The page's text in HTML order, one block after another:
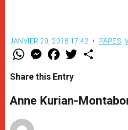
JANVIER 20, 2018 17:42 PAPES,
W
t
s
p
p
M
e
s
e
g
e
F
a
e
b
o
k
w
r
Share this Entry
Anne Kurian-